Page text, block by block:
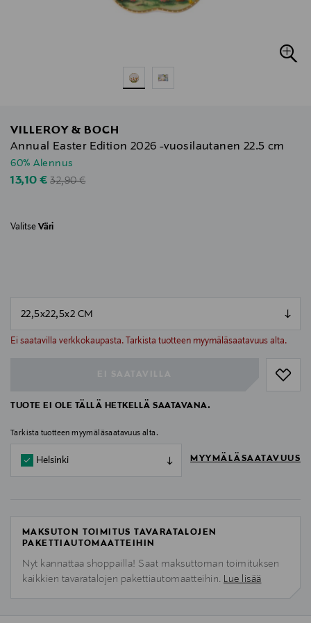
VILLEROY & BOCH
Annual Easter Edition 2026 -vuosilautanen 22.5 cm
60% Alennus
Discounted Price
13,10 €Original Price
32,90 €
Valitse Väri
Ei saatavilla verkkokaupasta. Tarkista tuotteen myymäläsaatavuus alta.
null
TUOTE EI OLE TÄLLÄ HETKELLÄ SAATAVANA.
Tarkista tuotteen myymäläsaatavuus alta.
Helsinki MYYMÄLÄSAATAVUUS
MAKSUTON TOIMITUS TAVARATALOJEN
PAKETTIAUTOMAATTEIHIN
Nyt kannattaa shoppailla! Saat maksuttoman toimituksen
kaikkien tavaratalojen pakettiautomaatteihin. Lue lisää